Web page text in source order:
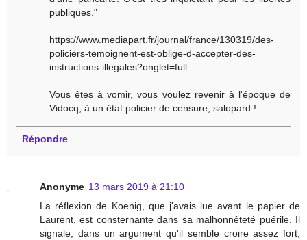
publiques."
https://www.mediapart.fr/journal/france/130319/des-
policiers-temoignent-est-oblige-d-accepter-des-
instructions-illegales?onglet=full
Vous êtes à vomir, vous voulez revenir à l'époque de
Vidocq, à un état policier de censure, salopard !
Répondre
Anonyme 13 mars 2019 à 21:10
La réflexion de Koenig, que j'avais lue avant le papier de
Laurent, est consternante dans sa malhonnêteté puérile. Il
signale, dans un argument qu'il semble croire assez fort,